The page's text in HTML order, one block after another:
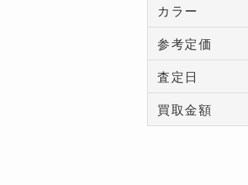
カラー
参考定価
査定日
買取金額